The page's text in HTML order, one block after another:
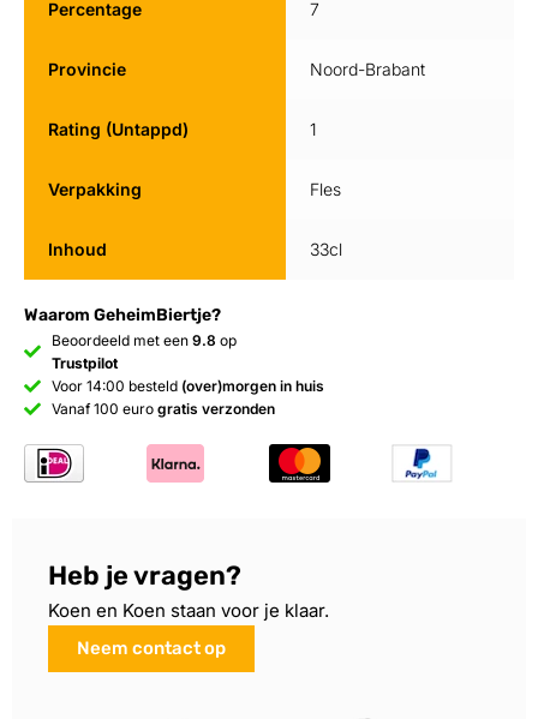
Waarom GeheimBiertje?
Beoordeeld met een 9.8 op
Trustpilot
Voor 14:00 besteld (over)morgen in huis
Vanaf 100 euro gratis verzonden
Percentage 7
Provincie Noord-Brabant
Rating (Untappd) 1
Verpakking Fles
Inhoud 33cl
Heb je vragen?
Koen en Koen staan voor je klaar.
Neem contact op